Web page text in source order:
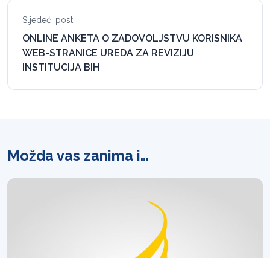
Sljedeći post
ONLINE ANKETA O ZADOVOLJSTVU KORISNIKA
WEB-STRANICE UREDA ZA REVIZIJU
INSTITUCIJA BIH
Možda vas zanima i…